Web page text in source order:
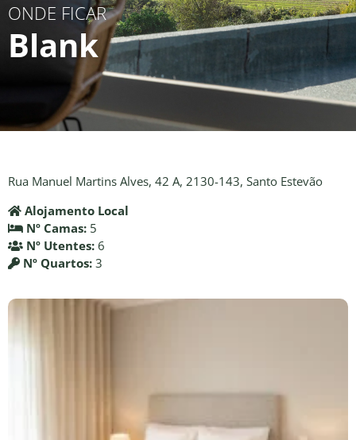
ONDE FICAR
Blank
Rua Manuel Martins Alves, 42 A, 2130-143, Santo Estevão
Alojamento Local
Nº Camas: 5
Nº Utentes: 6
Nº Quartos: 3